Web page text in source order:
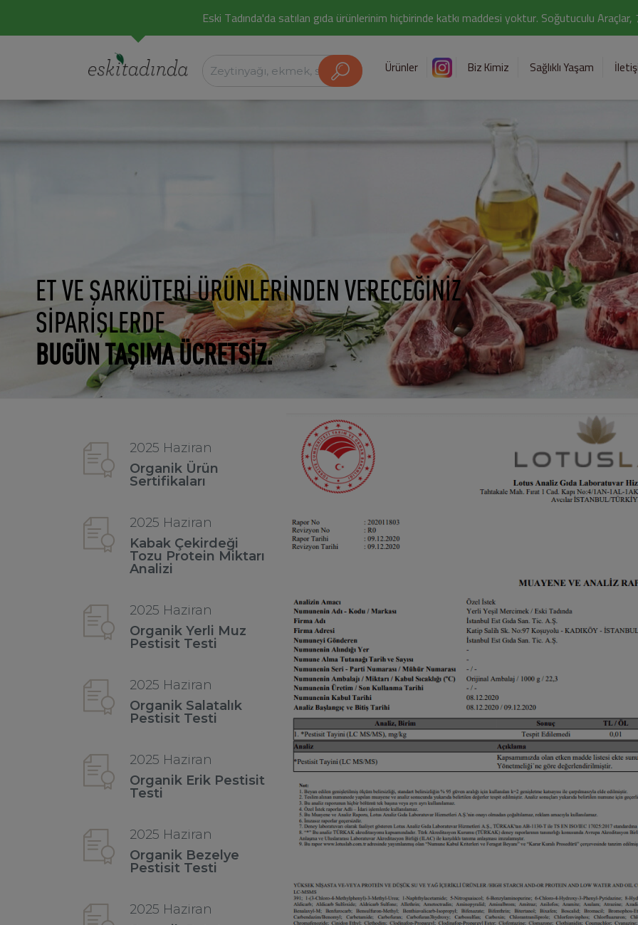
Eski Tadında'da satılan gıda ürünlerinim hiçbirinde katkı maddesi yoktur. Soğutuculu
Ürünler Biz Kimiz Sağlıklı Yaşam
ET VE ŞARKÜTERİ ÜRÜNLERİNDEN VERECEĞİNİZ
SİPARİŞLERDE
BUGÜN TAŞIMA ÜCRETSİZ.
2025 Haziran
Organik Ürün
Sertifikaları
2025 Haziran
Kabak Çekirdeği
Tozu Protein Miktarı
Analizi
2025 Haziran
Organik Yerli Muz
Pestisit Testi
2025 Haziran
Organik Salatalık
Pestisit Testi
2025 Haziran
Organik Erik Pestisit
Testi
2025 Haziran
Organik Bezelye
Pestisit Testi
2025 Haziran